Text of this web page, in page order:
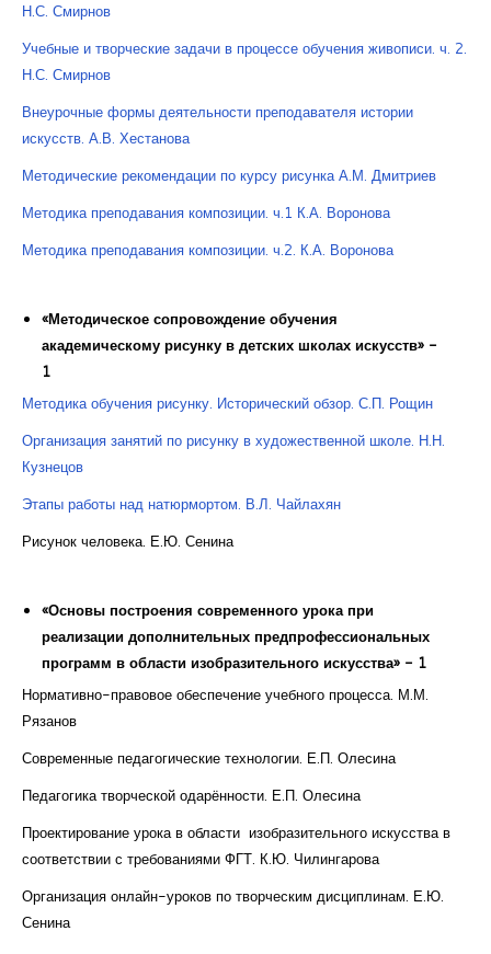
Н.С. Смирнов
Учебные и творческие задачи в процессе обучения живописи. ч. 2.
Н.С. Смирнов
Внеурочные формы деятельности преподавателя истории
искусств. А.В. Хестанова
Методические рекомендации по курсу рисунка А.М. Дмитриев
Методика преподавания композиции. ч.1 К.А. Воронова
Методика преподавания композиции. ч.2. К.А. Воронова
«Методическое сопровождение обучения
академическому рисунку в детских школах искусств» -
1
Методика обучения рисунку. Исторический обзор. С.П. Рощин
Организация занятий по рисунку в художественной школе. Н.Н.
Кузнецов
Этапы работы над натюрмортом. В.Л. Чайлахян
Рисунок человека. Е.Ю. Сенина
«Основы построения современного урока при
реализации дополнительных предпрофессиональных
программ в области изобразительного искусства» - 1
Нормативно-правовое обеспечение учебного процесса. М.М.
Рязанов
Современные педагогические технологии. Е.П. Олесина
Педагогика творческой одарённости. Е.П. Олесина
Проектирование урока в области изобразительного искусства в
соответствии с требованиями ФГТ. К.Ю. Чилингарова
Организация онлайн-уроков по творческим дисциплинам. Е.Ю.
Сенина